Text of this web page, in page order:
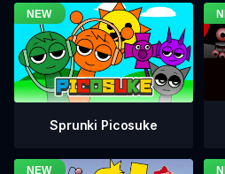
Sprunki Picosuke